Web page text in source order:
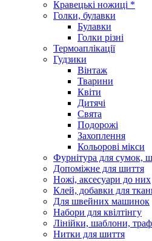
Кравецькі ножиці *
Голки, булавки
Булавки
Голки різні
Термоаплікації
Гудзики
Вінтаж
Тварини
Квіти
Дитячі
Свята
Подорожі
Захоплення
Кольорові мікси
Фурнітура для сумок,
Допоміжне для шиття
Ножі, аксесуари до них
Клей, добавки для
Для швейних машинок
Набори для квілтінгу
Лінійки, шаблони,
Нитки для шиття